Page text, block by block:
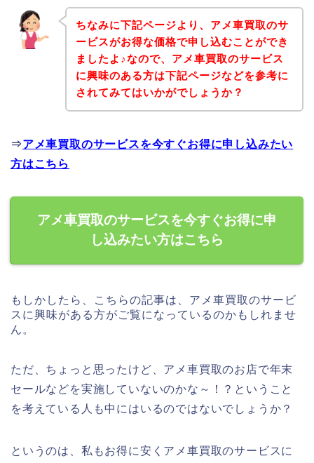
ちなみに下記ページより、アメ車買取のサ
ービスがお得な価格で申し込むことができ
ましたよ♪なので、アメ車買取のサービス
に興味のある方は下記ページなどを参考に
されてみてはいかがでしょうか？
⇒アメ車買取のサービスを今すぐお得に申し込みたい
方はこちら
アメ車買取のサービスを今すぐお得に申
し込みたい方はこちら
もしかしたら、こちらの記事は、アメ車買取のサービ
スに興味がある方がご覧になっているのかもしれませ
ん。
ただ、ちょっと思ったけど、アメ車買取のお店で年末
セールなどを実施していないのかな～！？ということ
を考えている人も中にはいるのではないでしょうか？
というのは、私もお得に安くアメ車買取のサービスに